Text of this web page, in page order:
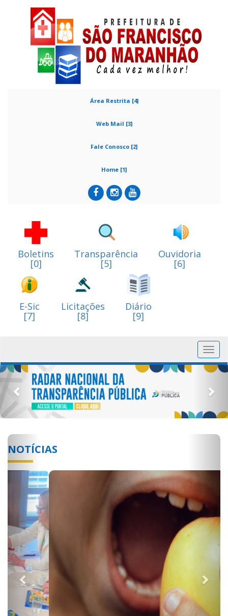
Área Restrita [4]
Web Mail [3]
Fale Conosco [2]
Home [1]
Boletins
[0]
Transparência
[5]
Ouvidoria
[6]
E-Sic
[7]
Licitações
[8]
Diário
[9]
Previous
NOTÍCIAS
Previous Next